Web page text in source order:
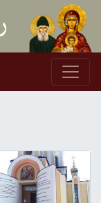
Skip to content